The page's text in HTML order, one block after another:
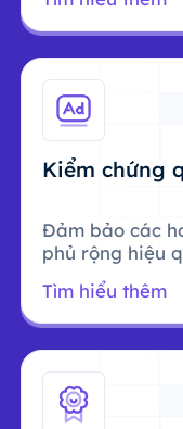
Kiểm chứng
Đảm bảo các
phủ rộng hiệu
Tìm hiểu thêm